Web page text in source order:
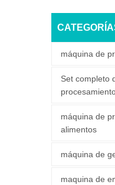
máquina de
Set completo
máquina de
alimentos
máquina de
maquina de